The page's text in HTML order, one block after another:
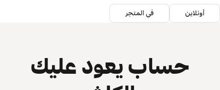
أونلاين في المتجر
حساب يعود عليك